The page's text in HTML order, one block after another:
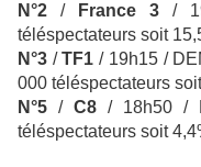
N°2 / France 3 /
téléspectateurs soit
N°3 /TF1 / 19h15 /
000 téléspectateurs
N°5 / C8 / 18h50 /
téléspectateurs soit